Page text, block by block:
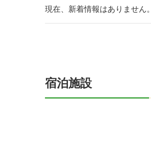
現在、新着情報はありません。
宿泊施設